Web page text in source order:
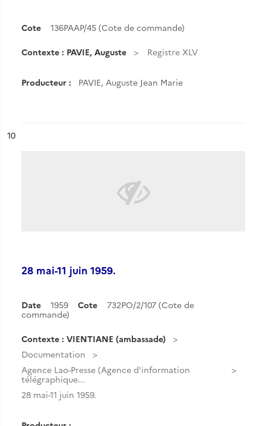
Cote 136PAAP/45 (Cote de commande)
Contexte : PAVIE, Auguste Registre XLV
Producteur : PAVIE, Auguste Jean Marie
n°
10
28 mai-11 juin 1959.
Date 1959 Cote
732PO/2/107 (Cote de
commande)
Contexte : VIENTIANE (ambassade)
Documentation
Agence Lao-Presse (Agence d'information
télégraphique...
28 mai-11 juin 1959.